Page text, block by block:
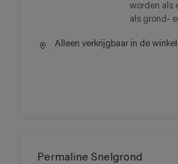
worden als
als grond-
Alleen verkrijgbaar in de winkel
Permaline Snelgrond